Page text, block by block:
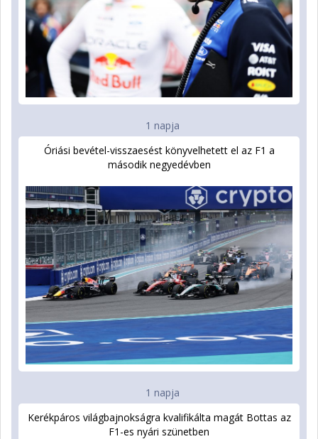
1 napja
Óriási bevétel-visszaesést könyvelhetett el az F1 a
második negyedévben
1 napja
Kerékpáros világbajnokságra kvalifikálta magát Bottas az
F1-es nyári szünetben